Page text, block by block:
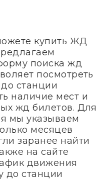
купить ЖД
поиска жд
посмотреть
станции
наличие мест и
жд билетов. Для
мы указываем
месяцев
заранее найти
на сайте
движения
до станции